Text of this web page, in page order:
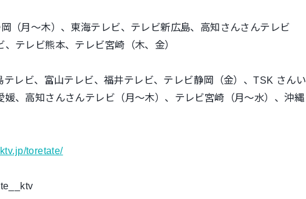
（月～木）、東海テレビ、テレビ新広島、高知さんさんテレビ
テレビ熊本、テレビ宮崎（木、金）
レビ、富山テレビ、福井テレビ、テレビ静岡（金）、TSK さんい
媛、高知さんさんテレビ（月～木）、テレビ宮崎（月～水）、沖縄
toretate/